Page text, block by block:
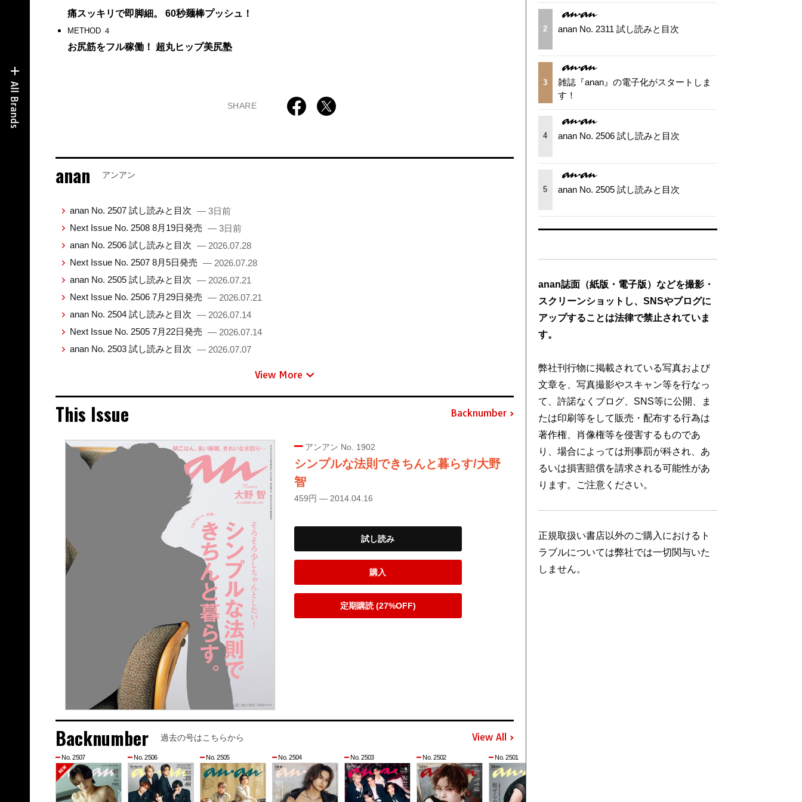
痛スッキリで即脚細。 60秒麺棒プッシュ！
METHOD ４
お尻筋をフル稼働！ 超丸ヒップ美尻塾
SHARE
anan アンアン
anan No. 2507 試し読みと目次 — 3日前
Next Issue No. 2508 8月19日発売 — 3日前
anan No. 2506 試し読みと目次 — 2026.07.28
Next Issue No. 2507 8月5日発売 — 2026.07.28
anan No. 2505 試し読みと目次 — 2026.07.21
Next Issue No. 2506 7月29日発売 — 2026.07.21
anan No. 2504 試し読みと目次 — 2026.07.14
Next Issue No. 2505 7月22日発売 — 2026.07.14
anan No. 2503 試し読みと目次 — 2026.07.07
View More
This Issue Backnumber
アンアン No. 1902
シンプルな法則できちんと暮らす/大野
智
459円 — 2014.04.16
試し読み
購入
定期購読 (27%OFF)
Backnumber 過去の号はこちらから View All
No. 2507 No. 2506 No. 2505 No. 2504 No. 2503 No. 2502 No. 2501
2 anan No. 2311 試し読みと目次
3
雑誌『anan』の電子化がスタートしま
す！
4 anan No. 2506 試し読みと目次
5 anan No. 2505 試し読みと目次
anan誌面（紙版・電子版）などを撮影・
スクリーンショットし、SNSやブログに
アップすることは法律で禁止されていま
す。
弊社刊行物に掲載されている写真および
文章を、写真撮影やスキャン等を行なっ
て、許諾なくブログ、SNS等に公開、ま
たは印刷等をして販売・配布する行為は
著作権、肖像権等を侵害するものであ
り、場合によっては刑事罰が科され、あ
るいは損害賠償を請求される可能性があ
ります。ご注意ください。
正規取扱い書店以外のご購入におけるト
ラブルについては弊社では一切関与いた
しません。